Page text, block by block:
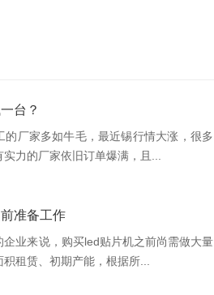
台？
厂家多如牛毛，最近锡行情大涨，很多
力的厂家依旧订单爆满，且...
准备工作
业来说，购买led贴片机之前尚需做大量
租赁、初期产能，根据所...